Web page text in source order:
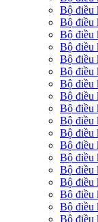
Bộ điều
Bộ điều
Bộ điều
Bộ điều
Bộ điều
Bộ điều
Bộ điều
Bộ điều
Bộ điều
Bộ điều
Bộ điều
Bộ điều
Bộ điều
Bộ điều
Bộ điều
Bộ điều
Bộ điều
Bộ điều